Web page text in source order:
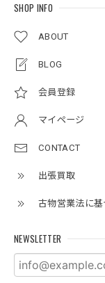
SHOP INFO
ABOUT
BLOG
会員登録
マイページ
CONTACT
出張買取
古物営業法に
NEWSLETTER